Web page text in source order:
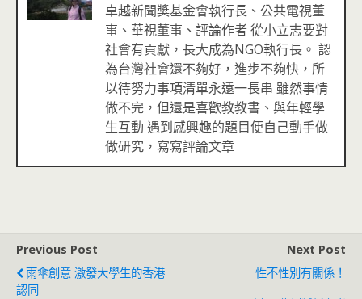
卓越新聞獎基金會執行長、公共電視董
事、華視董事、評論作者 從小立志要對
社會有貢獻，長大成為NGO執行長。 認
為台灣社會還不夠好，進步不夠快，所
以待努力事項清單永遠一長串 雖然事情
做不完，但還是喜歡教教書、與年輕學
生互動 遇到感興趣的題目便自己動手做
做研究，寫寫評論文章
Previous Post
雨傘創意 激發大學生的香港
認同
Next Post
性不性別有關係！